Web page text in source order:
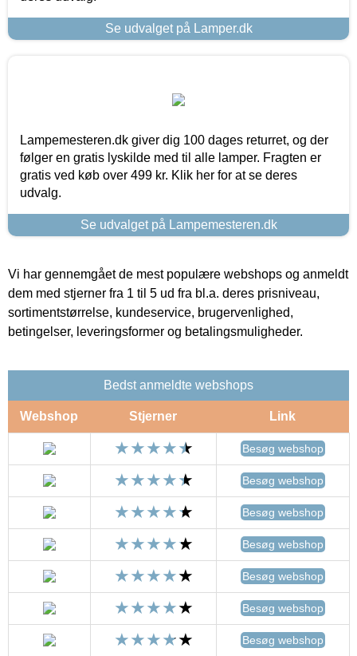
Se udvalget på Lamper.dk
Lampemesteren.dk giver dig 100 dages returret, og der
følger en gratis lyskilde med til alle lamper. Fragten er
gratis ved køb over 499 kr. Klik her for at se deres
udvalg.
Se udvalget på Lampemesteren.dk
Vi har gennemgået de mest populære webshops og anmeldt
dem med stjerner fra 1 til 5 ud fra bl.a. deres prisniveau,
sortimentstørrelse, kundeservice, brugervenlighed,
betingelser, leveringsformer og betalingsmuligheder.
Bedst anmeldte webshops
Webshop Stjerner Link
Besøg webshop
Besøg webshop
Besøg webshop
Besøg webshop
Besøg webshop
Besøg webshop
Besøg webshop